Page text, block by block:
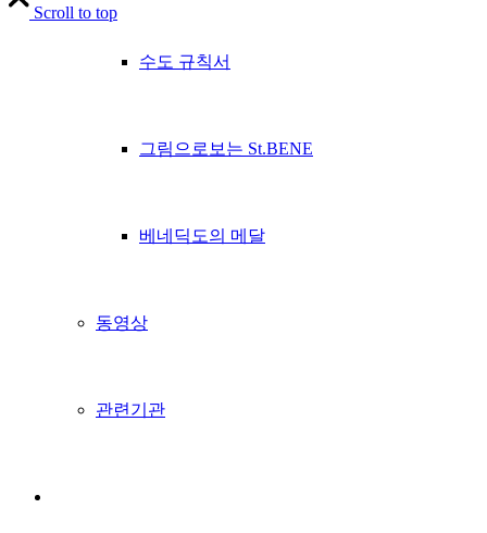
수도 규칙서
그림으로보는 St.BENE
베네딕도의 메달
동영상
관련기관
Scroll to top